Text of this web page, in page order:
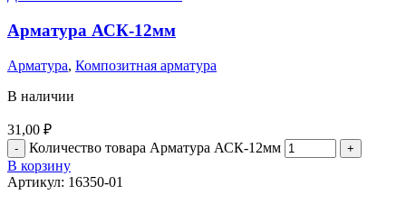
Арматура АСК-12мм
Арматура, Композитная арматура
В наличии
31,00 ₽
Количество товара Арматура АСК-12мм
В корзину
Артикул: 16350-01